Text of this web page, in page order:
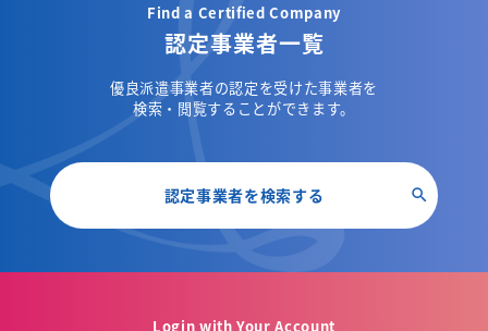
Find a Certified Company
認定事業者一覧
優良派遣事業者の認定を受けた事業者を
検索・閲覧することができます。
認定事業者を検索する
Login with Your Account